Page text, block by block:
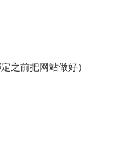
之前把网站做好）